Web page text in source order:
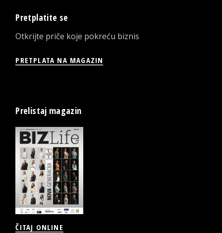
Pretplatite se
Otkrijte priče koje pokreću biznis
PRETPLATA NA MAGAZIN
Prelistaj magazin
ČITAJ ONLINE